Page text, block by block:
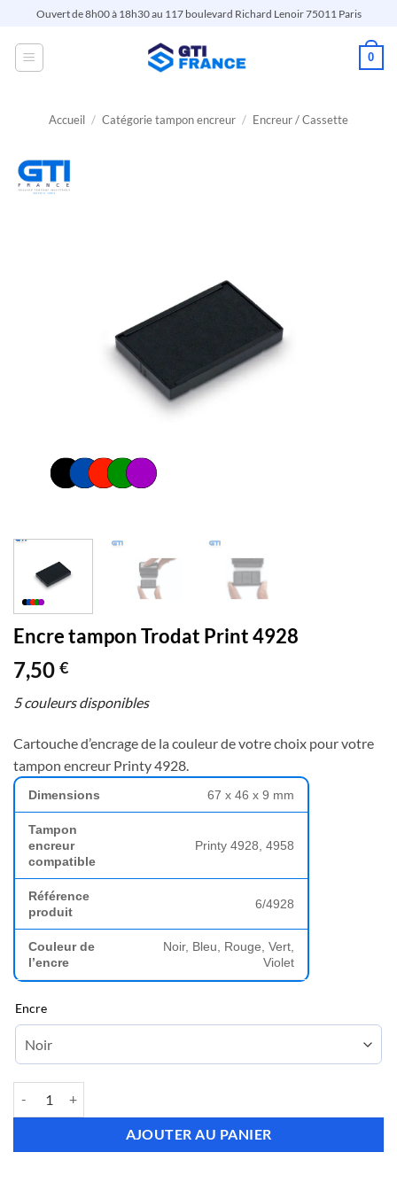
Passer
contenu
Ouvert de 8h00 à 18h30 au 117 boulevard Richard Lenoir 75011 Paris
0
Accueil / Catégorie tampon encreur / Encreur / Cassette
Encre tampon Trodat Print 4928
7,50 €
5 couleurs disponibles
Cartouche d’encrage de la couleur de votre choix pour votre
tampon encreur Printy 4928.
Dimensions 67 x 46 x 9 mm
Tampon
encreur
compatible
Printy 4928, 4958
Référence
produit
6/4928
Couleur de
l’encre
Noir, Bleu, Rouge, Vert,
Violet
Encre
AJOUTER AU PANIER